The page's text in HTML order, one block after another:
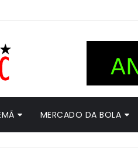
MERCADO DA BOLA